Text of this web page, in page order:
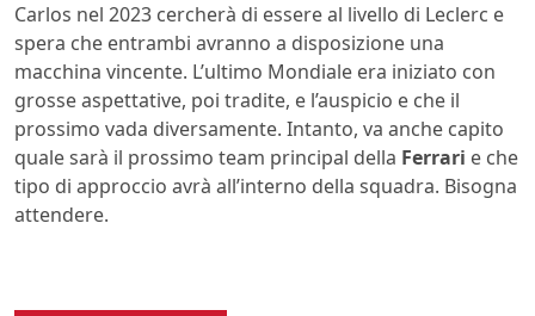
Carlos nel 2023 cercherà di essere al livello di Leclerc e
spera che entrambi avranno a disposizione una
macchina vincente. L’ultimo Mondiale era iniziato con
grosse aspettative, poi tradite, e l’auspicio e che il
prossimo vada diversamente. Intanto, va anche capito
quale sarà il prossimo team principal della Ferrari e che
tipo di approccio avrà all’interno della squadra. Bisogna
attendere.